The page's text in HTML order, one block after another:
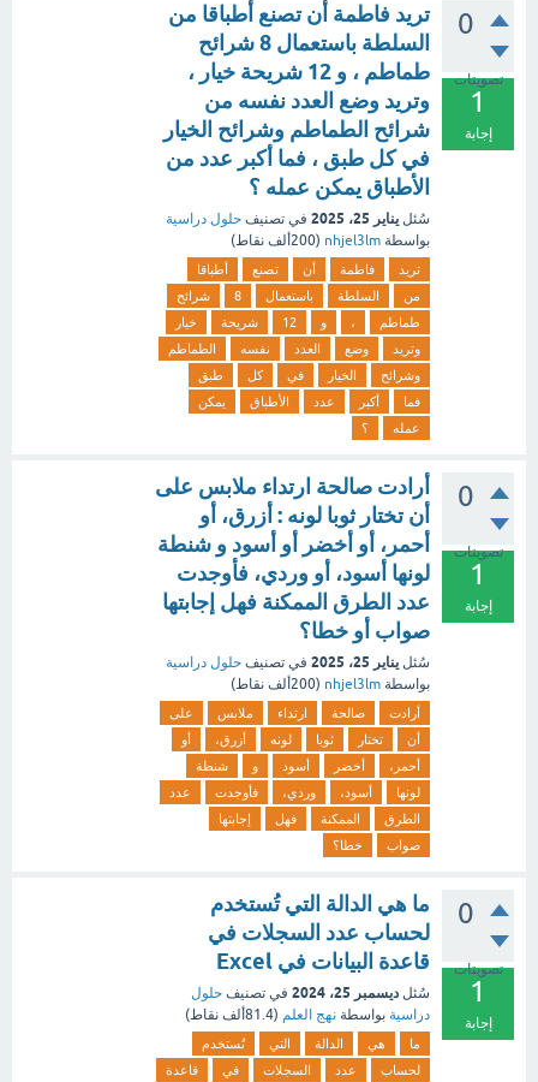
0
تصويتات
1
إجابة
تريد فاطمة أن تصنع أطباقا من
السلطة باستعمال 8 شرائح
طماطم ، و 12 شريحة خيار ،
وتريد وضع العدد نفسه من
شرائح الطماطم وشرائح الخيار
في كل طبق ، فما أكبر عدد من
الأطباق يمكن عمله ؟
سُئل يناير 25، 2025 في تصنيف حلول دراسية
بواسطة nhjel3lm
(200ألف نقاط)
تريد فاطمة أن تصنع
أطباقا
من
السلطة باستعمال 8
شرائح
طماطم
، و 12 شريحة
خيار
وتريد
وضع العدد نفسه
الطماطم
وشرائح
الخيار في كل
طبق
فما
أكبر عدد الأطباق
يمكن
عمله
؟
0
تصويتات
1
إجابة
أرادت صالحة ارتداء ملابس على
أن تختار ثوبا لونه : أزرق، أو
أحمر، أو أخضر أو أسود و شنطة
لونها أسود، أو وردي، فأوجدت
عدد الطرق الممكنة فهل إجابتها
صواب أو خطا؟
سُئل يناير 25، 2025 في تصنيف حلول دراسية
بواسطة nhjel3lm
(200ألف نقاط)
أرادت صالحة ارتداء ملابس
على
أن
تختار ثوبا لونه أزرق،
أو
أحمر،
أخضر أسود و
شنطة
لونها
أسود، وردي، فأوجدت
عدد
الطرق
الممكنة فهل
إجابتها
صواب
خطا؟
0
تصويتات
1
إجابة
ما هي الدالة التي تُستخدم
لحساب عدد السجلات في
قاعدة البيانات في Excel
سُئل ديسمبر 25، 2024 في تصنيف حلول
دراسية بواسطة نهج العلم (81.4ألف نقاط)
ما هي الدالة التي
تُستخدم
لحساب
عدد السجلات في
قاعدة